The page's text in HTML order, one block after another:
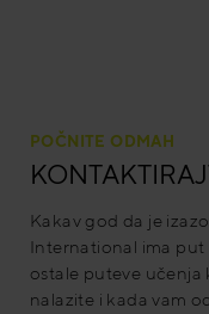
POČNITE ODMAH
Kakav god da je
International ima put
ostale puteve učenja
nalazite i kada vam